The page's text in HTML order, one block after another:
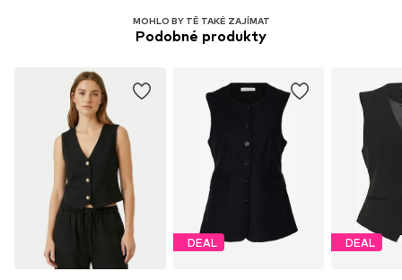
MOHLO BY TĚ TAKÉ ZAJÍMAT
Podobné produkty
DEAL DEAL